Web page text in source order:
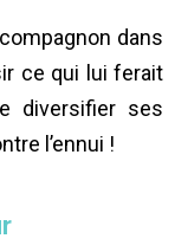
dans
ce qui lui ferait
diversifier ses
l’ennui !